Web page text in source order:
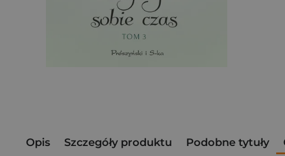
Opis Szczegóły produktu Podobne tytuły